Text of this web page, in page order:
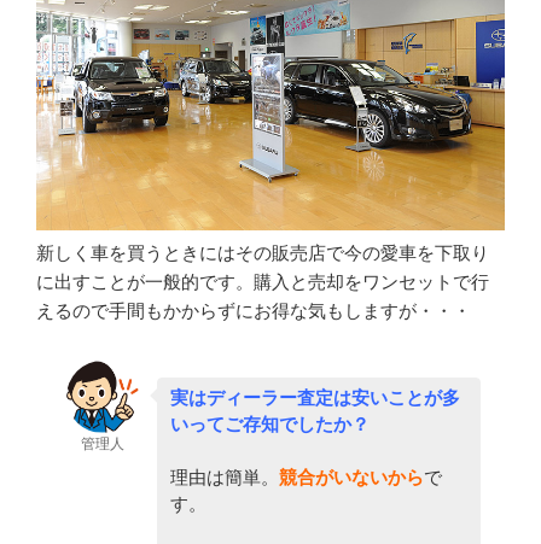
新しく車を買うときにはその販売店で今の愛車を下取り
に出すことが一般的です。購入と売却をワンセットで行
えるので手間もかからずにお得な気もしますが・・・
管理人
実はディーラー査定は安いことが多
いってご存知でしたか？
理由は簡単。 競合がいないからで
す。